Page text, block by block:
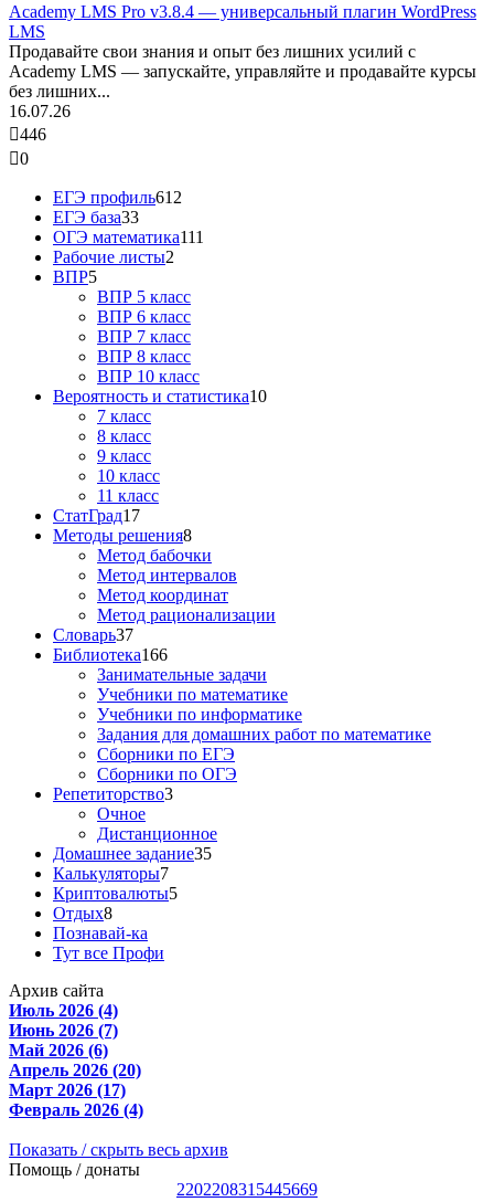
Academy LMS Pro v3.8.4 — универсальный плагин WordPress
LMS
Продавайте свои знания и опыт без лишних усилий с
Academy LMS — запускайте, управляйте и продавайте курсы
без лишних...
16.07.26
446
0
ЕГЭ профиль612
ЕГЭ база33
ОГЭ математика111
Рабочие листы2
ВПР5
ВПР 5 класс
ВПР 6 класс
ВПР 7 класс
ВПР 8 класс
ВПР 10 класс
Вероятность и статистика10
7 класс
8 класс
9 класс
10 класс
11 класс
СтатГрад17
Методы решения8
Метод бабочки
Метод интервалов
Метод координат
Метод рационализации
Словарь37
Библиотека166
Занимательные задачи
Учебники по математике
Учебники по информатике
Задания для домашних работ по математике
Сборники по ЕГЭ
Сборники по ОГЭ
Репетиторство3
Очное
Дистанционное
Домашнее задание35
Калькуляторы7
Криптовалюты5
Отдых8
Познавай-ка
Тут все Профи
Архив сайта
Июль 2026 (4)
Июнь 2026 (7)
Май 2026 (6)
Апрель 2026 (20)
Март 2026 (17)
Февраль 2026 (4)
Показать / скрыть весь архив
Помощь / донаты
2202208315445669